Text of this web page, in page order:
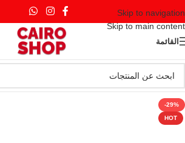
Skip to navigation
Skip to main content
القائمة
-29%
HOT